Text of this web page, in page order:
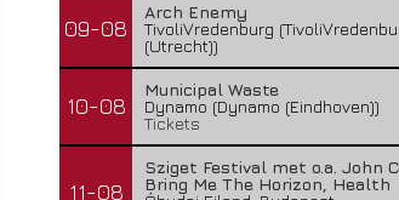
09-08
Arch Enemy
TivoliVredenburg
(Utrecht))
10-08
Municipal Waste
Dynamo (Dynamo (Eindhoven))
Tickets
11-08
Sziget Festival met o.a. John
Bring Me The Horizon, Health